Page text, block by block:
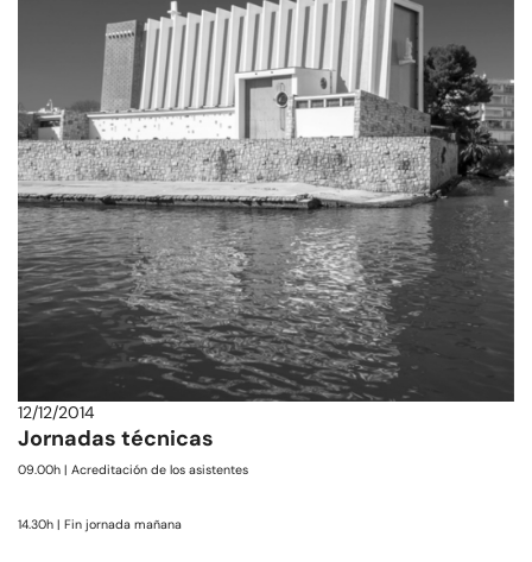
12/12/2014
Jornadas técnicas
09.00h | Acreditación de los asistentes
14.30h | Fin jornada mañana